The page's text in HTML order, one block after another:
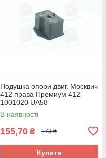
Подушка опори двиг. Москвич
412 права Премиум 412-
1001020 UA58
В наявності
155,70 ₴ 173 ₴
Купити